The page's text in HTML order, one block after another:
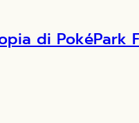
di PokéPark